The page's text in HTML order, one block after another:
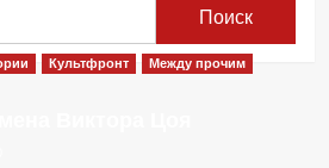
Культфронт
Между прочим